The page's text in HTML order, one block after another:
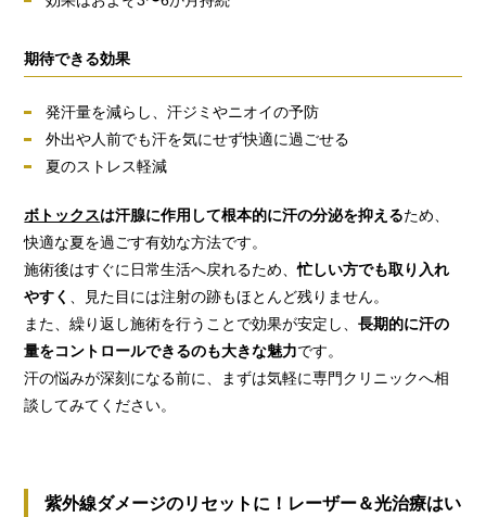
期待できる効果
発汗量を減らし、汗ジミやニオイの予防
外出や人前でも汗を気にせず快適に過ごせる
夏のストレス軽減
ボトックスは汗腺に作用して根本的に汗の分泌を抑えるため、
快適な夏を過ごす有効な方法です。
施術後はすぐに日常生活へ戻れるため、忙しい方でも取り入れ
やすく
、見た目には注射の跡もほとんど残りません。
また、繰り返し施術を行うことで効果が安定し、長期的に汗の
量をコントロールできるのも大きな魅力です。
汗の悩みが深刻になる前に、まずは気軽に専門クリニックへ相
談してみてください。
紫外線ダメージのリセットに！レーザー＆光治療はい